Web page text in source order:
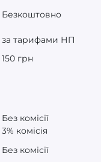
Безкоштовно
за тарифами НП
150 грн
Без комісії
3% комісія
Без комісії